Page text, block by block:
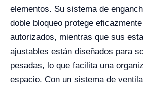
elementos. Su sistema de
doble bloqueo protege
autorizados, mientras que sus
ajustables están diseñados para
pesadas, lo que facilita una
espacio. Con un sistema de